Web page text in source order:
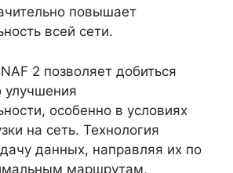
повышает
всей сети.
2 позволяет добиться
улучшения
особенно в условиях
на сеть. Технология
данных, направляя их по
маршрутам,